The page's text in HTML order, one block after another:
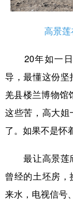
高景
20年如一日
导，最懂这份
羌县楼兰博物馆
这些苦，高大
了。如果不是怀
最让高景莲欣
曾经的土坯房
来水，电视信号